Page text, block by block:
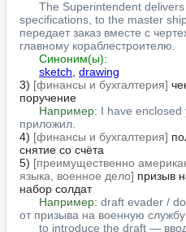
The Superintendent
specifications, to the master
передает заказ вместе с
главному кораблестроителю.
Синоним(ы):
sketch drawing
3) [финансы и бухгалтерия]
поручение
Например: I have
приложил.
4) [финансы и бухгалтерия]
снятие со счёта
5) [преимущественно
языка, военное дело] призыв
набор солдат
Например: draft evader /
от призыва на военную службу
to introduce the draft —